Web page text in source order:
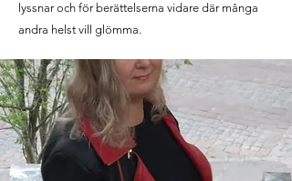
lyssnar och för berättelserna vidare där många
andra helst vill glömma.